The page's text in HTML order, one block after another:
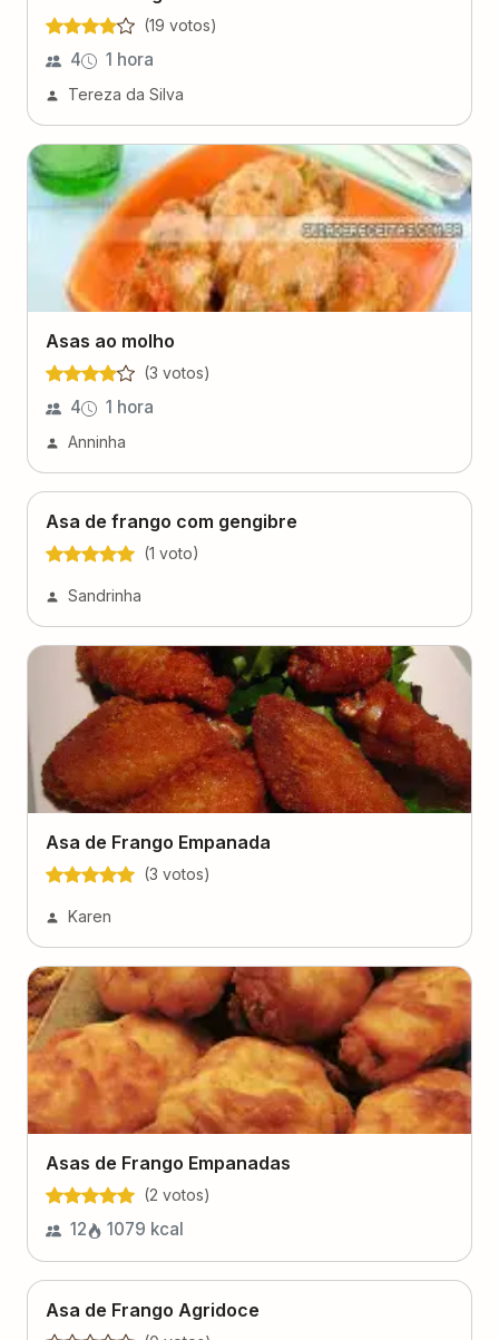
(19 votos)
4 1 hora
Tereza da Silva
Asas ao molho
(3 votos)
4 1 hora
Anninha
Asa de frango com gengibre
(1 voto)
Sandrinha
Asa de Frango Empanada
(3 votos)
Karen
Asas de Frango Empanadas
(2 votos)
12 1079 kcal
Asa de Frango Agridoce